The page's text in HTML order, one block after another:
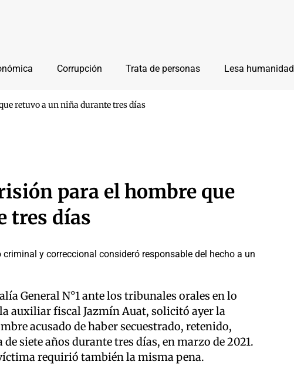
Corrupción Trata de personas Lesa humanidad
retuvo a un niña durante tres días
para el hombre que
tres días
y correccional consideró responsable del hecho a un
General N°1 ante los tribunales orales en lo
auxiliar fiscal Jazmín Auat, solicitó ayer la
acusado de haber secuestrado, retenido,
siete años durante tres días, en marzo de 2021.
requirió también la misma pena.